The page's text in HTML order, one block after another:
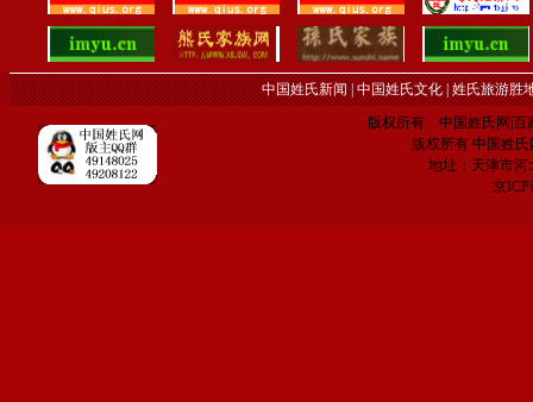
中国姓氏新闻|中国姓氏文化|姓氏旅游胜
版权所有 中国姓氏网|百
版权所有 中国姓氏
地址：天津市河
京ICP